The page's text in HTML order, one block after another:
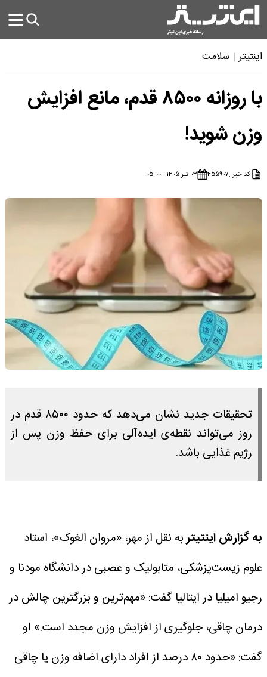
اینتیتر سلامت
با روزانه ۸۵۰۰ قدم، مانع افزایش
وزن شوید!
کد خبر :۴۵۵۹۰۷ ۰۳ تیر ۱۴۰۵ - ۰۵:۰۰
تحقیقات جدید نشان می‌دهد که حدود ۸۵۰۰ قدم در
روز می‌تواند نقطه‌ی ایده‌آلی برای حفظ وزن پس از
رژیم غذایی باشد.
به گزارش اینتیتربه نقل از مهر، «مروان الغوک»، استاد
علوم زیست‌پزشکی، متابولیک و عصبی در دانشگاه مودنا و
رجیو امیلیا در ایتالیا گفت: «مهم‌ترین و بزرگترین چالش در
درمان چاقی، جلوگیری از افزایش وزن مجدد است.» او
گفت: «حدود ۸۰ درصد از افراد دارای اضافه وزن یا چاقی